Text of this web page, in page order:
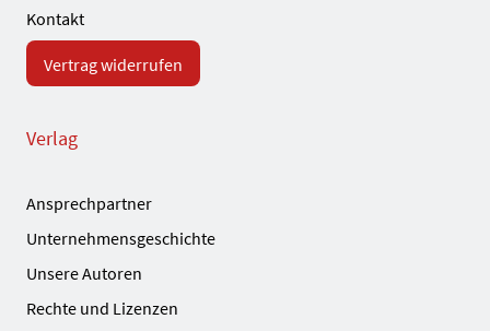
Kontakt
Vertrag widerrufen
Verlag
Ansprechpartner
Unternehmensgeschichte
Unsere Autoren
Rechte und Lizenzen